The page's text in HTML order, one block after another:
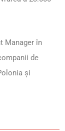
Manager în
de
și